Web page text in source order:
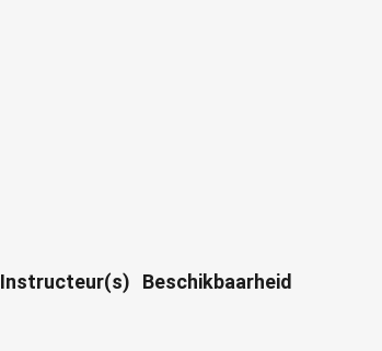
Instructeur(s) Beschikbaarheid